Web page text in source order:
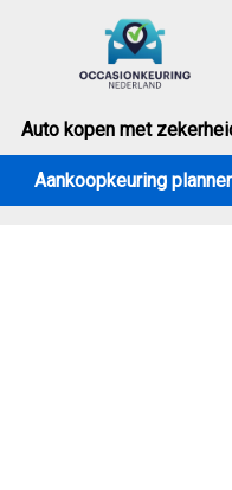
Auto kopen met
Aankoopkeuring